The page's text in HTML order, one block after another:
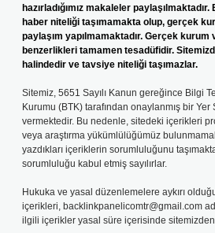
hazırladığımız makaleler
haber niteliği taşımamakta olup, gerçek
paylaşım yapılmamaktadır. Gerçek
benzerlikleri tamamen tesadüfidir.
halindedir ve tavsiye niteliği taşımazlar.
Sitemiz, 5651 Sayılı Kanun gereğince Bilgi
Kurumu (BTK) tarafından onaylanmış bir Yer
vermektedir. Bu nedenle, sitedeki içerikleri
veya araştırma yükümlülüğümüz
yazdıkları içeriklerin sorumluluğunu
sorumluluğu kabul etmiş sayılırlar.
Hukuka ve yasal düzenlemelere aykırı
içerikleri, backlinkpanelicomtr@gmail.com
ilgili içerikler yasal süre içerisinde sitemizden